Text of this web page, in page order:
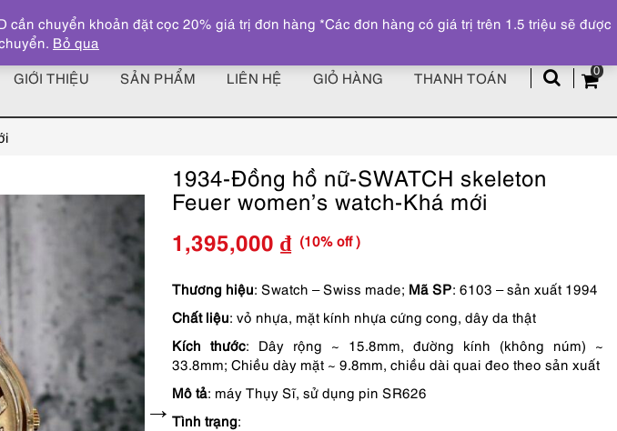
z
0
GIỚI THIỆU SẢN PHẨM LIÊN HỆ GIỎ HÀNG THANH TOÁN
1934-Đồng hồ nữ-SWATCH skeleton
Feuer women’s watch-Khá mới
Giá
gốc
là:
1,550,000 ₫.
1,395,000 ₫
Giá
hiện
tại
là:
(10% off )
Thương hiệu: Swatch – Swiss made; Mã SP: 6103 – sản xuất 1994
Chất liệu: vỏ nhựa, mặt kính nhựa cứng cong, dây da thật
Kích thước: Dây rộng ~ 15.8mm, đường kính (không núm) ~
33.8mm; Chiều dày mặt ~ 9.8mm, chiều dài quai đeo theo sản xuất
Mô tả: máy Thụy Sĩ, sử dụng pin SR626
Tình trạng:
chuyển khoản đặt cọc 20% giá trị đơn hàng *Các đơn hàng có giá trị trên 1.5 triệu sẽ được
Bỏ qua